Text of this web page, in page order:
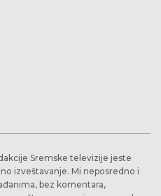
Sremske televizije jeste
izveštavanje. Mi neposredno i
bez komentara,